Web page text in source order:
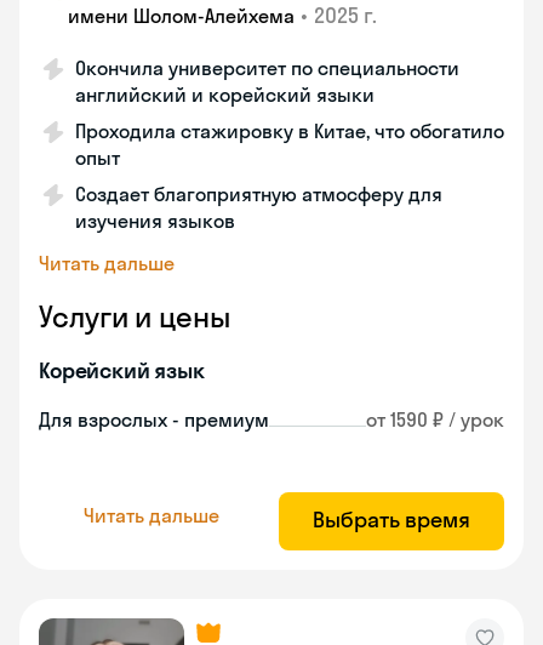
имени Шолом-Алейхема • 2025 г.
Окончила университет по специальности
английский и корейский языки
Проходила стажировку в Китае, что обогатило
опыт
Создает благоприятную атмосферу для
изучения языков
Читать дальше
Услуги и цены
Корейский язык
Для взрослых - премиум от 1590 ₽ / урок
Читать дальше Выбрать время